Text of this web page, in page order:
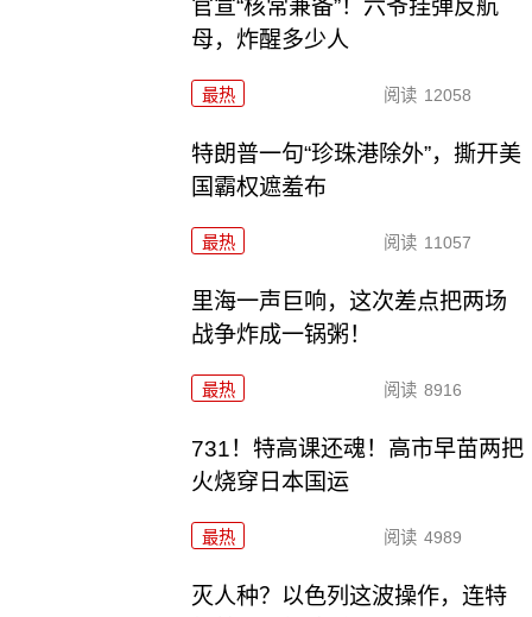
官宣“核常兼备”！六爷挂弹反航
母，炸醒多少人
最热 阅读 12058
特朗普一句“珍珠港除外”，撕开美
国霸权遮羞布
最热 阅读 11057
里海一声巨响，这次差点把两场
战争炸成一锅粥！
最热 阅读 8916
731！特高课还魂！高市早苗两把
火烧穿日本国运
最热 阅读 4989
灭人种？以色列这波操作，连特